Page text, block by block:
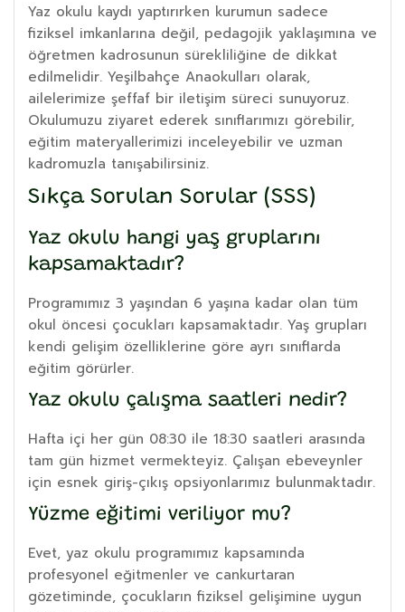
Yaz okulu kaydı yaptırırken kurumun sadece
fiziksel imkanlarına değil, pedagojik yaklaşımına ve
öğretmen kadrosunun sürekliliğine de dikkat
edilmelidir. Yeşilbahçe Anaokulları olarak,
ailelerimize şeffaf bir iletişim süreci sunuyoruz.
Okulumuzu ziyaret ederek sınıflarımızı görebilir,
eğitim materyallerimizi inceleyebilir ve uzman
kadromuzla tanışabilirsiniz.
Sıkça Sorulan Sorular (SSS)
Yaz okulu hangi yaş gruplarını
kapsamaktadır?
Programımız 3 yaşından 6 yaşına kadar olan tüm
okul öncesi çocukları kapsamaktadır. Yaş grupları
kendi gelişim özelliklerine göre ayrı sınıflarda
eğitim görürler.
Yaz okulu çalışma saatleri nedir?
Hafta içi her gün 08:30 ile 18:30 saatleri arasında
tam gün hizmet vermekteyiz. Çalışan ebeveynler
için esnek giriş-çıkış opsiyonlarımız bulunmaktadır.
Yüzme eğitimi veriliyor mu?
Evet, yaz okulu programımız kapsamında
profesyonel eğitmenler ve cankurtaran
gözetiminde, çocukların fiziksel gelişimine uygun